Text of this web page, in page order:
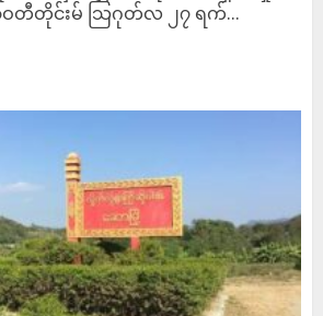
ာဝတီတိုင်းမ် သြဂုတ်လ ၂၇ ရက်...